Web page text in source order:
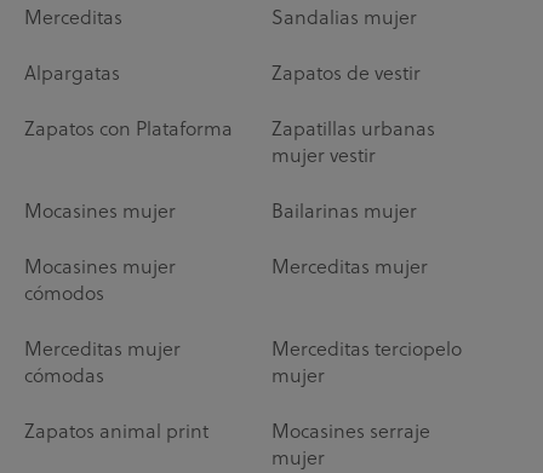
Merceditas Sandalias mujer
Alpargatas Zapatos de vestir
Zapatos con Plataforma
Zapatillas urbanas
mujer vestir
Mocasines mujer Bailarinas mujer
Mocasines mujer
cómodos
Merceditas mujer
Merceditas mujer
cómodas
Merceditas terciopelo
mujer
Zapatos animal print
Mocasines serraje
mujer